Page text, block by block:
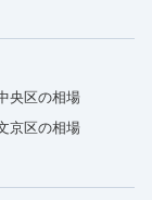
央区の相場
京区の相場